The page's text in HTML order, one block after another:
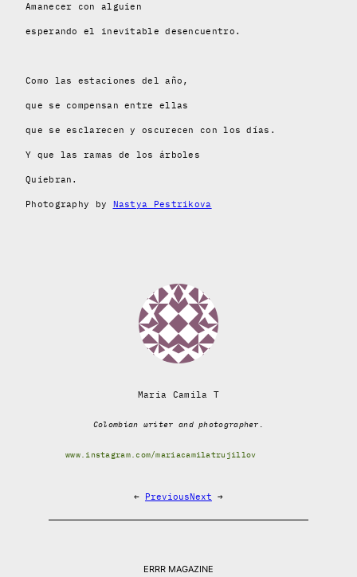
Amanecer con alguien
esperando el inevitable desencuentro.
Como las estaciones del año,
que se compensan entre ellas
que se esclarecen y oscurecen con los días.
Y que las ramas de los árboles
Quiebran.
Photography by Nastya Pestrikova
Maria Camila T
Colombian writer and photographer.
www.instagram.com/mariacamilatrujillov
← PreviousNext →
ERRR MAGAZINE